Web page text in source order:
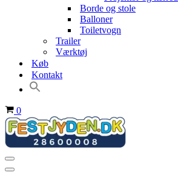
Borde og stole
Balloner
Toiletvogn
Trailer
Værktøj
Køb
Kontakt
Indkøbskurv
0
Navigation
menu
Navigation